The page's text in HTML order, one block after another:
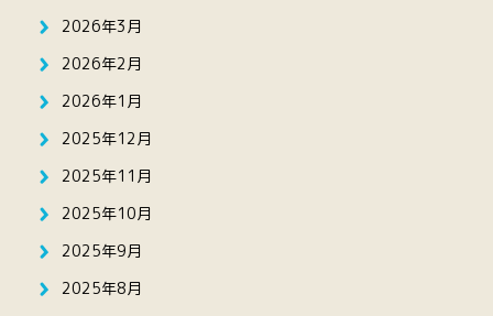
2026年3月
2026年2月
2026年1月
2025年12月
2025年11月
2025年10月
2025年9月
2025年8月